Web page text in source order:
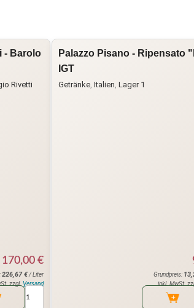
- Barolo
Rivetti
170,00 €
226,67€/ Liter
zzgl. Versand
Palazzo Pisano - Ripensato
IGT
Getränke Italien Lager 1
Grundpreis:
inkl. MwSt.